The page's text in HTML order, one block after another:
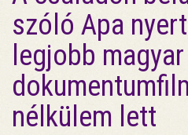
szóló Apa
legjobb magyar
nélkülem lett